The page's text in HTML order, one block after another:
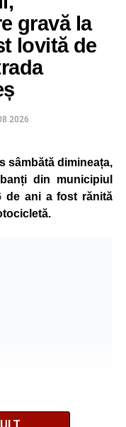
gravă la
lovită de
sâmbătă dimineața,
din municipiul
de ani a fost rănită